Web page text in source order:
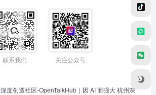
联系我们 关注公众号
深度创造社区-OpenTalkHub｜因 AI 而强大 杭州深